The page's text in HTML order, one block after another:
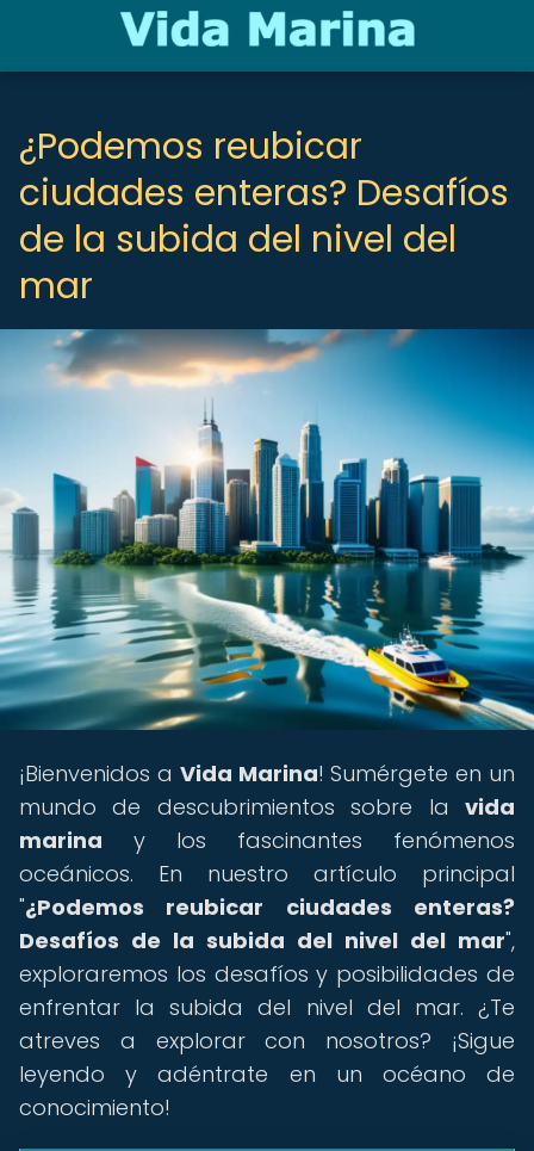
¿Podemos reubicar
ciudades enteras? Desafíos
de la subida del nivel del
mar
¡Bienvenidos a Vida Marina! Sumérgete en un
mundo de descubrimientos sobre la vida
marina y los fascinantes fenómenos
oceánicos. En nuestro artículo principal
"¿Podemos reubicar ciudades enteras?
Desafíos de la subida del nivel del mar",
exploraremos los desafíos y posibilidades de
enfrentar la subida del nivel del mar. ¿Te
atreves a explorar con nosotros? ¡Sigue
leyendo y adéntrate en un océano de
conocimiento!